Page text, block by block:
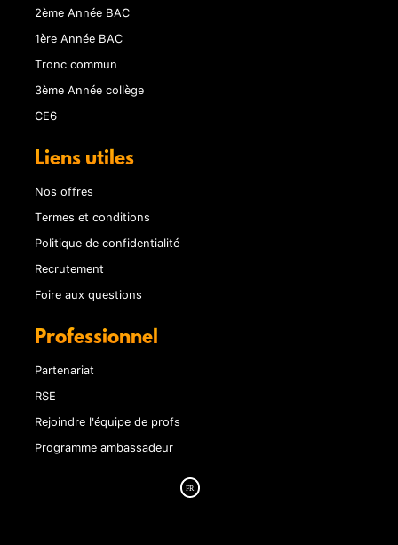
2ème Année BAC
1ère Année BAC
Tronc commun
3ème Année collège
CE6
Liens utiles
Nos offres
Termes et conditions
Politique de confidentialité
Recrutement
Foire aux questions
Professionnel
Partenariat
RSE
Rejoindre l'équipe de profs
Programme ambassadeur